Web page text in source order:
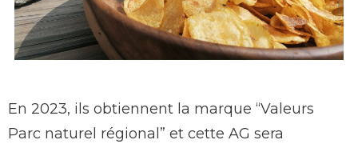
PNR Aubrac
En 2023, ils obtiennent la marque “Valeurs
Parc naturel régional” et cette AG sera